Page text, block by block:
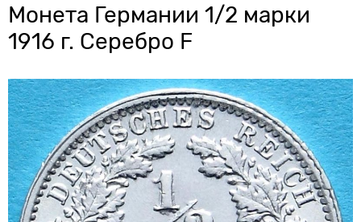
Монета Германии 1/2 марки
1916 г. Серебро F